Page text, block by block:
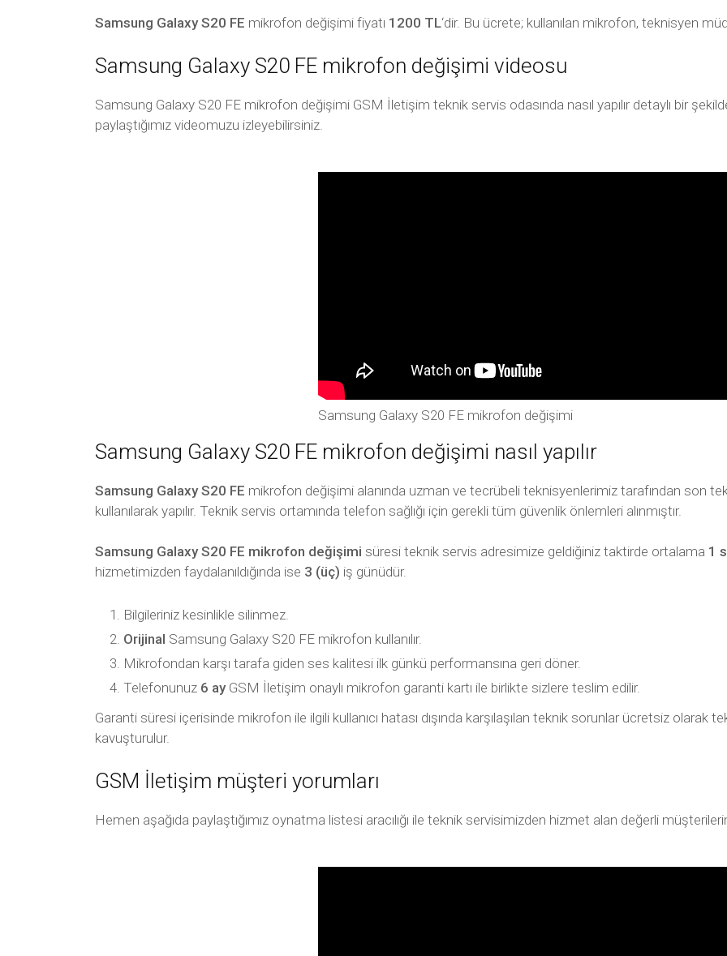
Samsung Galaxy S20 FE mikrofon değişimi fiyatı 1200 TL‘dir. Bu ücrete; kullanılan mikrofon, teknisyen
Samsung Galaxy S20 FE mikrofon değişimi videosu
Samsung Galaxy S20 FE mikrofon değişimi GSM İletişim teknik servis odasında nasıl yapılır detaylı bir
paylaştığımız videomuzu izleyebilirsiniz.
Samsung Galaxy S20 FE mikrofon değişimi
Samsung Galaxy S20 FE mikrofon değişimi nasıl yapılır
Samsung Galaxy S20 FE mikrofon değişimi alanında uzman ve tecrübeli teknisyenlerimiz tarafından son
kullanılarak yapılır. Teknik servis ortamında telefon sağlığı için gerekli tüm güvenlik önlemleri alınmıştır.
Samsung Galaxy S20 FE mikrofon değişimi süresi teknik servis adresimize geldiğiniz taktirde ortalama 1
hizmetimizden faydalanıldığında ise 3 (üç) iş günüdür.
Bilgileriniz kesinlikle silinmez.
Orijinal Samsung Galaxy S20 FE mikrofon kullanılır.
Mikrofondan karşı tarafa giden ses kalitesi ilk günkü performansına geri döner.
Telefonunuz 6 ayGSM İletişim onaylı mikrofon garanti kartı ile birlikte sizlere teslim edilir.
Garanti süresi içerisinde mikrofon ile ilgili kullanıcı hatası dışında karşılaşılan teknik sorunlar ücretsiz olarak
kavuşturulur.
GSM İletişim müşteri yorumları
Hemen aşağıda paylaştığımız oynatma listesi aracılığı ile teknik servisimizden hizmet alan değerli